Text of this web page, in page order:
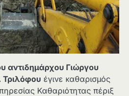
αντιδημάρχου Γιώργου
Τριλόφου έγινε καθαρισμός
Καθαριότητας πέριξ